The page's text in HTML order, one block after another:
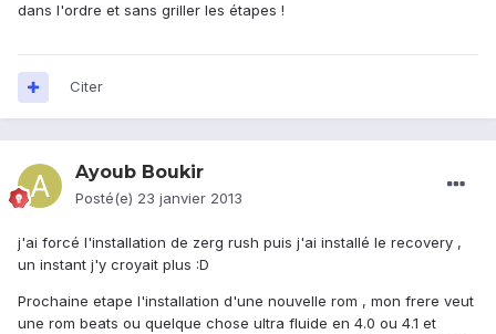
dans l'ordre et sans griller les étapes !
Citer
Ayoub Boukir
Posté(e) 23 janvier 2013
j'ai forcé l'installation de zerg rush puis j'ai installé le recovery ,
un instant j'y croyait plus :D
Prochaine etape l'installation d'une nouvelle rom , mon frere veut
une rom beats ou quelque chose ultra fluide en 4.0 ou 4.1 et